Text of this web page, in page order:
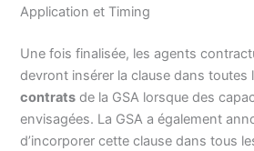
Application et Timing
Une fois finalisée, les agents
devront insérer la clause dans toutes
contrats de la GSA lorsque des
envisagées. La GSA a également
d’incorporer cette clause dans tous